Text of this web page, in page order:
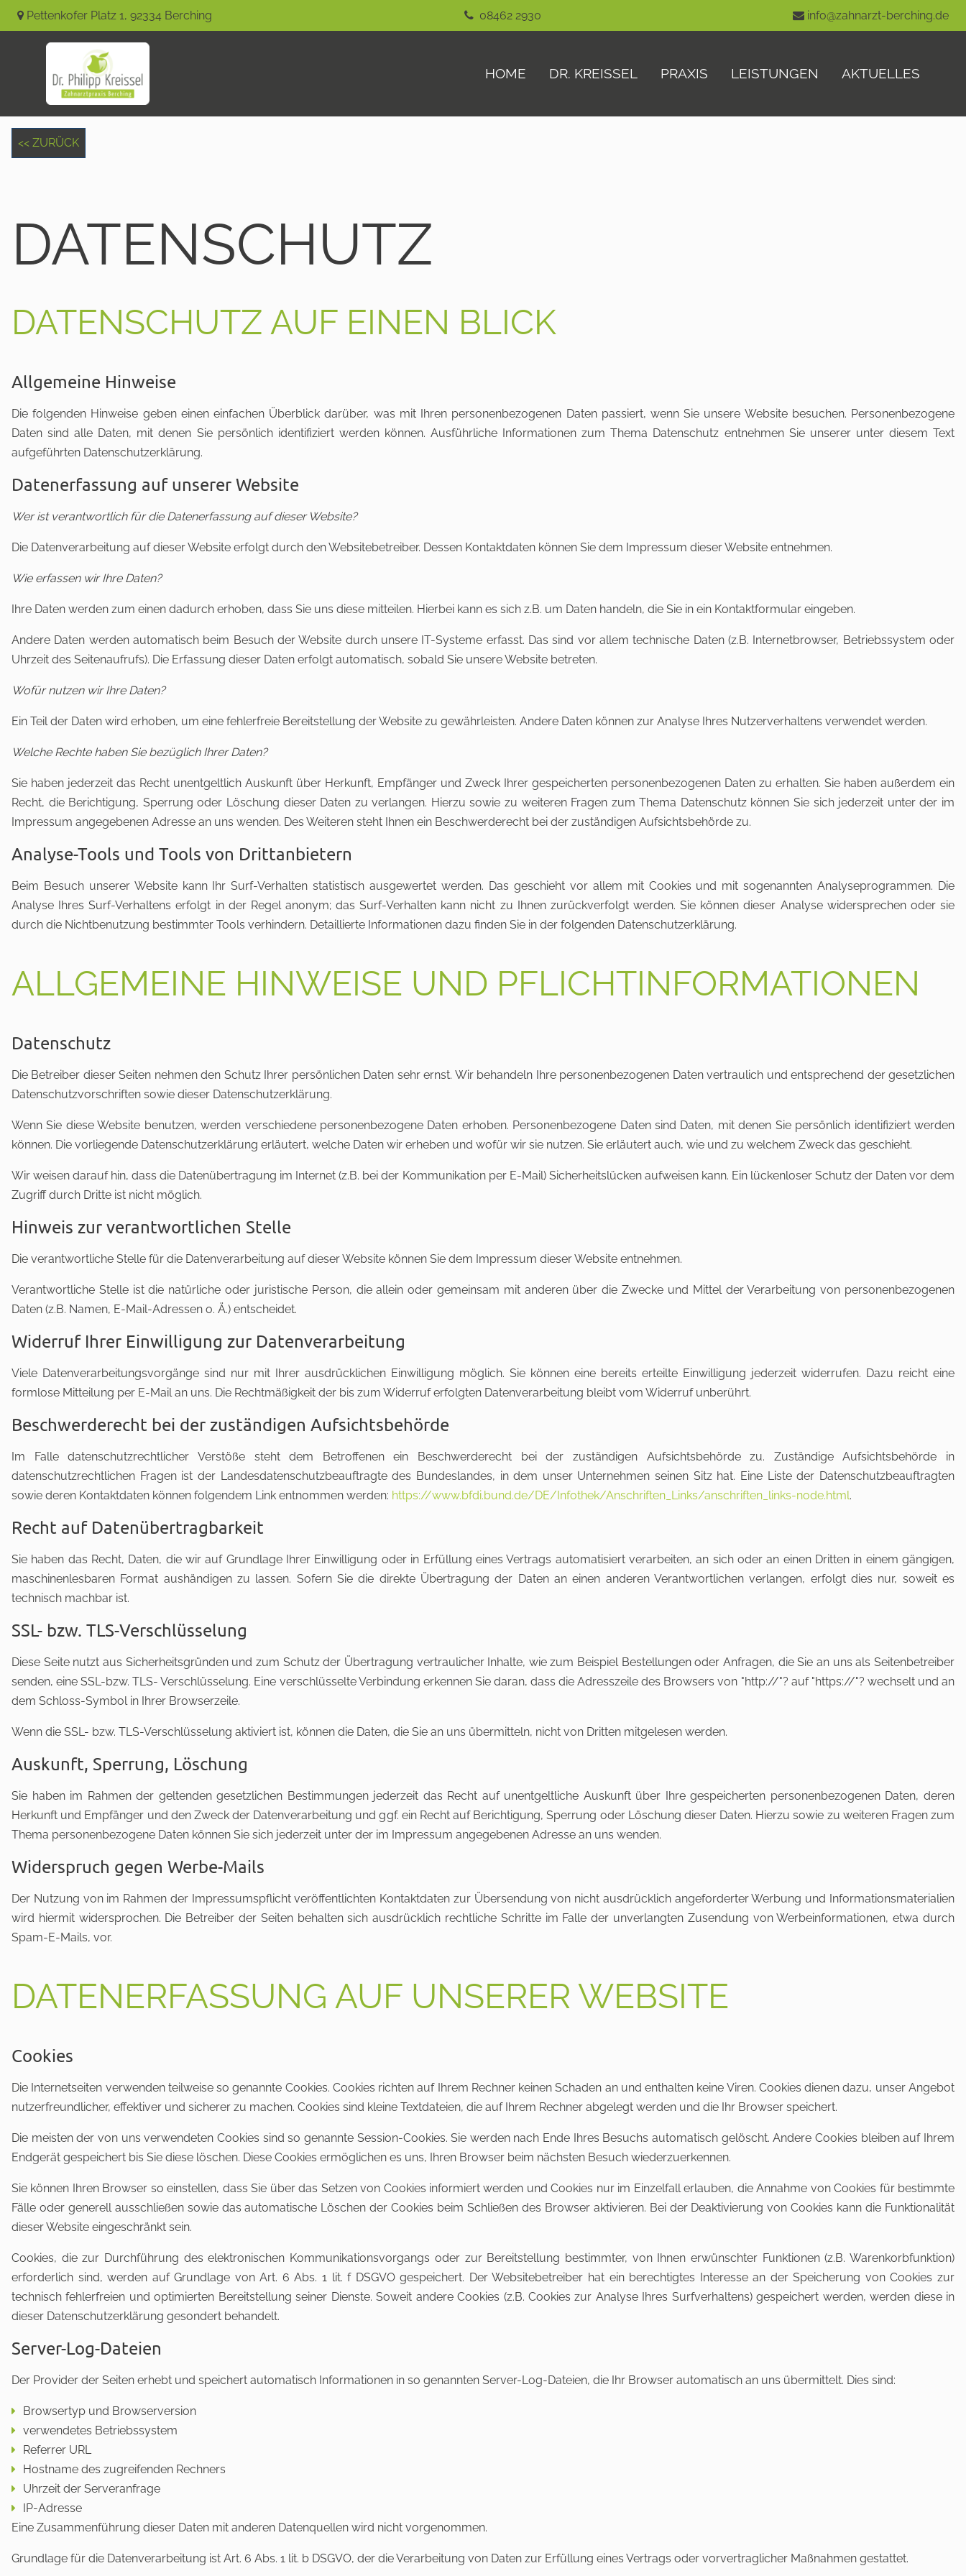
Pettenkofer Platz 1, 92334 Berching 08462 2930 info@zahnarzt-berching.de
HOME DR. KREISSEL PRAXIS LEISTUNGEN AKTUELLES
<< ZURÜCK
DATENSCHUTZ
DATENSCHUTZ AUF EINEN BLICK
Allgemeine Hinweise
Die folgenden Hinweise geben einen einfachen Überblick darüber, was mit Ihren personenbezogenen Daten passiert, wenn Sie unsere Website besuchen. Personenbezogene
Daten sind alle Daten, mit denen Sie persönlich identifiziert werden können. Ausführliche Informationen zum Thema Datenschutz entnehmen Sie unserer unter diesem Text
aufgeführten Datenschutzerklärung.
Datenerfassung auf unserer Website
Wer ist verantwortlich für die Datenerfassung auf dieser Website?
Die Datenverarbeitung auf dieser Website erfolgt durch den Websitebetreiber. Dessen Kontaktdaten können Sie dem Impressum dieser Website entnehmen.
Wie erfassen wir Ihre Daten?
Ihre Daten werden zum einen dadurch erhoben, dass Sie uns diese mitteilen. Hierbei kann es sich z.B. um Daten handeln, die Sie in ein Kontaktformular eingeben.
Andere Daten werden automatisch beim Besuch der Website durch unsere IT-Systeme erfasst. Das sind vor allem technische Daten (z.B. Internetbrowser, Betriebssystem oder
Uhrzeit des Seitenaufrufs). Die Erfassung dieser Daten erfolgt automatisch, sobald Sie unsere Website betreten.
Wofür nutzen wir Ihre Daten?
Ein Teil der Daten wird erhoben, um eine fehlerfreie Bereitstellung der Website zu gewährleisten. Andere Daten können zur Analyse Ihres Nutzerverhaltens verwendet werden.
Welche Rechte haben Sie bezüglich Ihrer Daten?
Sie haben jederzeit das Recht unentgeltlich Auskunft über Herkunft, Empfänger und Zweck Ihrer gespeicherten personenbezogenen Daten zu erhalten. Sie haben außerdem ein
Recht, die Berichtigung, Sperrung oder Löschung dieser Daten zu verlangen. Hierzu sowie zu weiteren Fragen zum Thema Datenschutz können Sie sich jederzeit unter der im
Impressum angegebenen Adresse an uns wenden. Des Weiteren steht Ihnen ein Beschwerderecht bei der zuständigen Aufsichtsbehörde zu.
Analyse-Tools und Tools von Drittanbietern
Beim Besuch unserer Website kann Ihr Surf-Verhalten statistisch ausgewertet werden. Das geschieht vor allem mit Cookies und mit sogenannten Analyseprogrammen. Die
Analyse Ihres Surf-Verhaltens erfolgt in der Regel anonym; das Surf-Verhalten kann nicht zu Ihnen zurückverfolgt werden. Sie können dieser Analyse widersprechen oder sie
durch die Nichtbenutzung bestimmter Tools verhindern. Detaillierte Informationen dazu finden Sie in der folgenden Datenschutzerklärung.
ALLGEMEINE HINWEISE UND PFLICHTINFORMATIONEN
Datenschutz
Die Betreiber dieser Seiten nehmen den Schutz Ihrer persönlichen Daten sehr ernst. Wir behandeln Ihre personenbezogenen Daten vertraulich und entsprechend der gesetzlichen
Datenschutzvorschriften sowie dieser Datenschutzerklärung.
Wenn Sie diese Website benutzen, werden verschiedene personenbezogene Daten erhoben. Personenbezogene Daten sind Daten, mit denen Sie persönlich identifiziert werden
können. Die vorliegende Datenschutzerklärung erläutert, welche Daten wir erheben und wofür wir sie nutzen. Sie erläutert auch, wie und zu welchem Zweck das geschieht.
Wir weisen darauf hin, dass die Datenübertragung im Internet (z.B. bei der Kommunikation per E-Mail) Sicherheitslücken aufweisen kann. Ein lückenloser Schutz der Daten vor dem
Zugriff durch Dritte ist nicht möglich.
Hinweis zur verantwortlichen Stelle
Die verantwortliche Stelle für die Datenverarbeitung auf dieser Website können Sie dem Impressum dieser Website entnehmen.
Verantwortliche Stelle ist die natürliche oder juristische Person, die allein oder gemeinsam mit anderen über die Zwecke und Mittel der Verarbeitung von personenbezogenen
Daten (z.B. Namen, E-Mail-Adressen o. Ä.) entscheidet.
Widerruf Ihrer Einwilligung zur Datenverarbeitung
Viele Datenverarbeitungsvorgänge sind nur mit Ihrer ausdrücklichen Einwilligung möglich. Sie können eine bereits erteilte Einwilligung jederzeit widerrufen. Dazu reicht eine
formlose Mitteilung per E-Mail an uns. Die Rechtmäßigkeit der bis zum Widerruf erfolgten Datenverarbeitung bleibt vom Widerruf unberührt.
Beschwerderecht bei der zuständigen Aufsichtsbehörde
Im Falle datenschutzrechtlicher Verstöße steht dem Betroffenen ein Beschwerderecht bei der zuständigen Aufsichtsbehörde zu. Zuständige Aufsichtsbehörde in
datenschutzrechtlichen Fragen ist der Landesdatenschutzbeauftragte des Bundeslandes, in dem unser Unternehmen seinen Sitz hat. Eine Liste der Datenschutzbeauftragten
sowie deren Kontaktdaten können folgendem Link entnommen werden: https://www.bfdi.bund.de/DE/Infothek/Anschriften_Links/anschriften_links-node.html.
Recht auf Datenübertragbarkeit
Sie haben das Recht, Daten, die wir auf Grundlage Ihrer Einwilligung oder in Erfüllung eines Vertrags automatisiert verarbeiten, an sich oder an einen Dritten in einem gängigen,
maschinenlesbaren Format aushändigen zu lassen. Sofern Sie die direkte Übertragung der Daten an einen anderen Verantwortlichen verlangen, erfolgt dies nur, soweit es
technisch machbar ist.
SSL- bzw. TLS-Verschlüsselung
Diese Seite nutzt aus Sicherheitsgründen und zum Schutz der Übertragung vertraulicher Inhalte, wie zum Beispiel Bestellungen oder Anfragen, die Sie an uns als Seitenbetreiber
senden, eine SSL-bzw. TLS- Verschlüsselung. Eine verschlüsselte Verbindung erkennen Sie daran, dass die Adresszeile des Browsers von "http://"? auf "https://"? wechselt und an
dem Schloss-Symbol in Ihrer Browserzeile.
Wenn die SSL- bzw. TLS-Verschlüsselung aktiviert ist, können die Daten, die Sie an uns übermitteln, nicht von Dritten mitgelesen werden.
Auskunft, Sperrung, Löschung
Sie haben im Rahmen der geltenden gesetzlichen Bestimmungen jederzeit das Recht auf unentgeltliche Auskunft über Ihre gespeicherten personenbezogenen Daten, deren
Herkunft und Empfänger und den Zweck der Datenverarbeitung und ggf. ein Recht auf Berichtigung, Sperrung oder Löschung dieser Daten. Hierzu sowie zu weiteren Fragen zum
Thema personenbezogene Daten können Sie sich jederzeit unter der im Impressum angegebenen Adresse an uns wenden.
Widerspruch gegen Werbe-Mails
Der Nutzung von im Rahmen der Impressumspflicht veröffentlichten Kontaktdaten zur Übersendung von nicht ausdrücklich angeforderter Werbung und Informationsmaterialien
wird hiermit widersprochen. Die Betreiber der Seiten behalten sich ausdrücklich rechtliche Schritte im Falle der unverlangten Zusendung von Werbeinformationen, etwa durch
Spam-E-Mails, vor.
DATENERFASSUNG AUF UNSERER WEBSITE
Cookies
Die Internetseiten verwenden teilweise so genannte Cookies. Cookies richten auf Ihrem Rechner keinen Schaden an und enthalten keine Viren. Cookies dienen dazu, unser Angebot
nutzerfreundlicher, effektiver und sicherer zu machen. Cookies sind kleine Textdateien, die auf Ihrem Rechner abgelegt werden und die Ihr Browser speichert.
Die meisten der von uns verwendeten Cookies sind so genannte Session-Cookies. Sie werden nach Ende Ihres Besuchs automatisch gelöscht. Andere Cookies bleiben auf Ihrem
Endgerät gespeichert bis Sie diese löschen. Diese Cookies ermöglichen es uns, Ihren Browser beim nächsten Besuch wiederzuerkennen.
Sie können Ihren Browser so einstellen, dass Sie über das Setzen von Cookies informiert werden und Cookies nur im Einzelfall erlauben, die Annahme von Cookies für bestimmte
Fälle oder generell ausschließen sowie das automatische Löschen der Cookies beim Schließen des Browser aktivieren. Bei der Deaktivierung von Cookies kann die Funktionalität
dieser Website eingeschränkt sein.
Cookies, die zur Durchführung des elektronischen Kommunikationsvorgangs oder zur Bereitstellung bestimmter, von Ihnen erwünschter Funktionen (z.B. Warenkorbfunktion)
erforderlich sind, werden auf Grundlage von Art. 6 Abs. 1 lit. f DSGVO gespeichert. Der Websitebetreiber hat ein berechtigtes Interesse an der Speicherung von Cookies zur
technisch fehlerfreien und optimierten Bereitstellung seiner Dienste. Soweit andere Cookies (z.B. Cookies zur Analyse Ihres Surfverhaltens) gespeichert werden, werden diese in
dieser Datenschutzerklärung gesondert behandelt.
Server-Log-Dateien
Der Provider der Seiten erhebt und speichert automatisch Informationen in so genannten Server-Log-Dateien, die Ihr Browser automatisch an uns übermittelt. Dies sind:
Browsertyp und Browserversion
verwendetes Betriebssystem
Referrer URL
Hostname des zugreifenden Rechners
Uhrzeit der Serveranfrage
IP-Adresse
Eine Zusammenführung dieser Daten mit anderen Datenquellen wird nicht vorgenommen.
Grundlage für die Datenverarbeitung ist Art. 6 Abs. 1 lit. b DSGVO, der die Verarbeitung von Daten zur Erfüllung eines Vertrags oder vorvertraglicher Maßnahmen gestattet.